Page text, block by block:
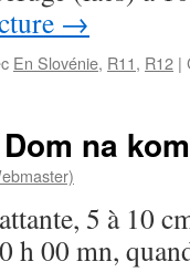
→
En Slovénie, R11, R12 |
na
5 à 10
h 00 mn,